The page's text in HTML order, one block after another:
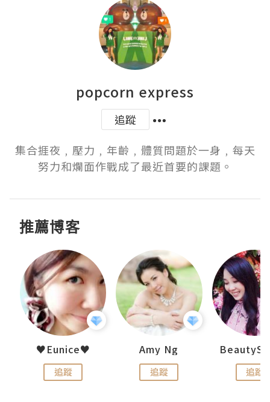
popcorn express
追蹤
集合捱夜﹐壓力﹐年齡﹐體質問題於一身﹐每天
努力和爛面作戰成了最近首要的課題。
推薦博客
♥Eunice♥
追蹤
Amy Ng
追蹤 追蹤